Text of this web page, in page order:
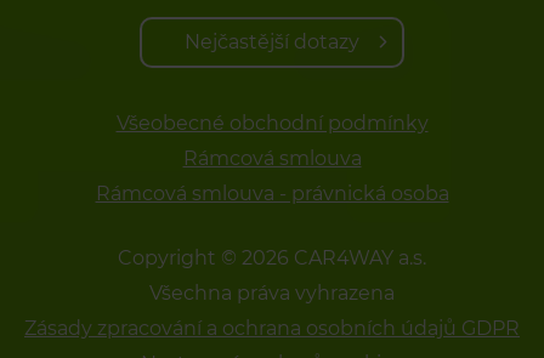
Nejčastější dotazy
Všeobecné obchodní podmínky
Rámcová smlouva
Rámcová smlouva - právnická osoba
Copyright © 2026 CAR4WAY a.s.
Všechna práva vyhrazena
Zásady zpracování a ochrana osobních údajů GDPR